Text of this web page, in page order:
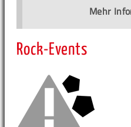
Mehr
Rock-Events